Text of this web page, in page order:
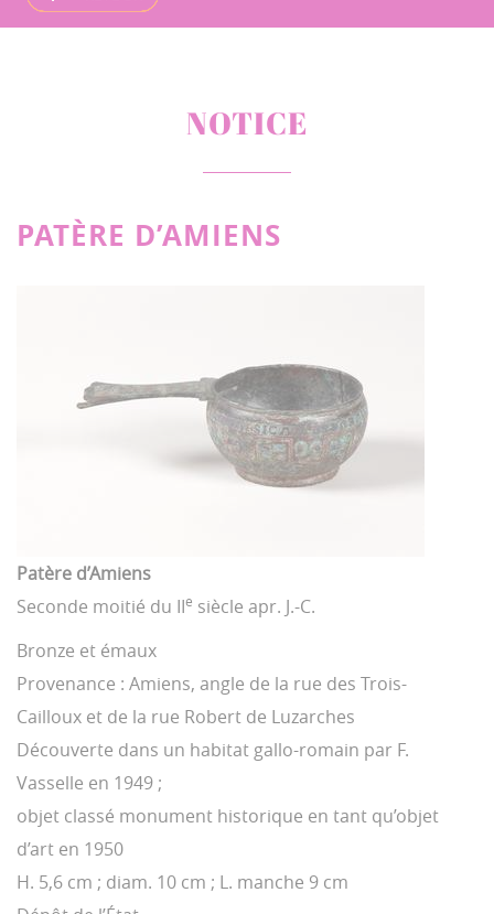
NOTICE
PATÈRE D’AMIENS
Patère d’Amiens
Seconde moitié du IIe siècle apr. J.-C.
Bronze et émaux
Provenance : Amiens, angle de la rue des Trois-
Cailloux et de la rue Robert de Luzarches
Découverte dans un habitat gallo-romain par F.
Vasselle en 1949 ;
objet classé monument historique en tant qu’objet
d’art en 1950
H. 5,6 cm ; diam. 10 cm ; L. manche 9 cm